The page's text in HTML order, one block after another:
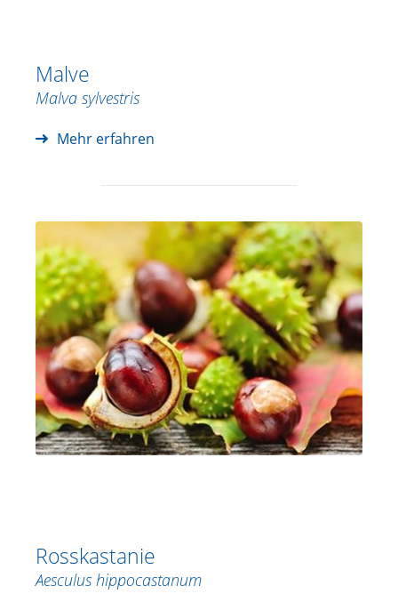
Malve
Malva sylvestris
Mehr erfahren
Rosskastanie
Aesculus hippocastanum